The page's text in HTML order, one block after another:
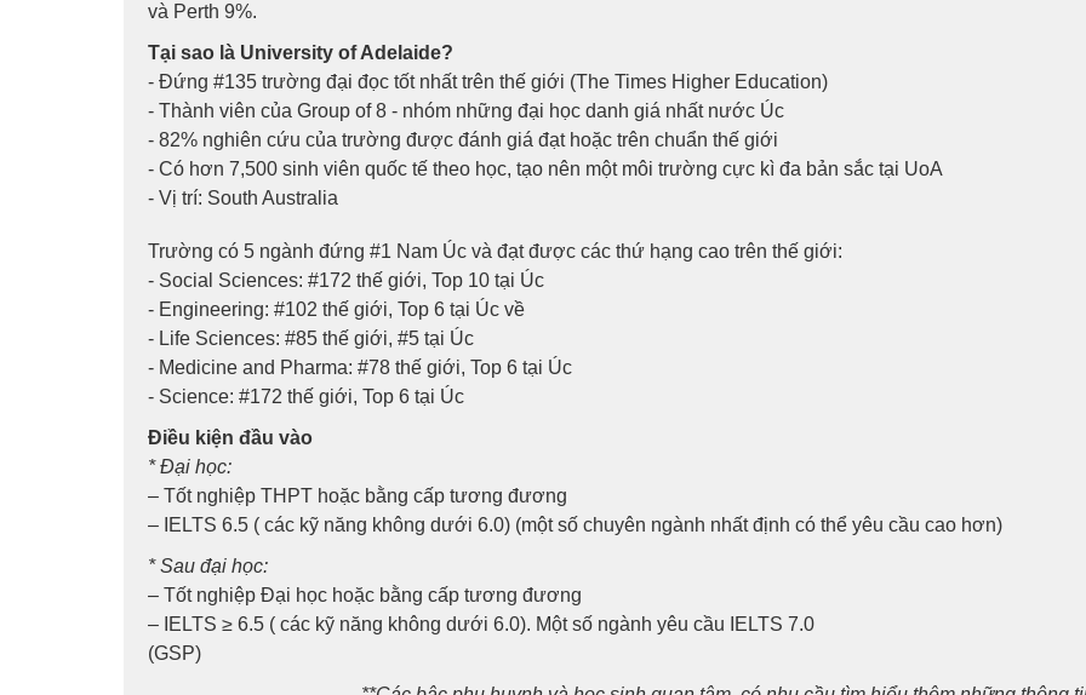
và Perth 9%.
Tại sao là University of Adelaide?
- Đứng #135 trường đại đọc tốt nhất trên thế giới (The Times Higher Education)
- Thành viên của Group of 8 - nhóm những đại học danh giá nhất nước Úc
- 82% nghiên cứu của trường được đánh giá đạt hoặc trên chuẩn thế giới
- Có hơn 7,500 sinh viên quốc tế theo học, tạo nên một môi trường cực kì đa bản sắc tại UoA
- Vị trí: South Australia
Trường có 5 ngành đứng #1 Nam Úc và đạt được các thứ hạng cao trên thế giới:
- Social Sciences: #172 thế giới, Top 10 tại Úc
- Engineering: #102 thế giới, Top 6 tại Úc về
- Life Sciences: #85 thế giới, #5 tại Úc
- Medicine and Pharma: #78 thế giới, Top 6 tại Úc
- Science: #172 thế giới, Top 6 tại Úc
Điều kiện đầu vào
* Đại học:
– Tốt nghiệp THPT hoặc bằng cấp tương đương
– IELTS 6.5 ( các kỹ năng không dưới 6.0) (một số chuyên ngành nhất định có thể yêu cầu cao hơn)
* Sau đại học:
– Tốt nghiệp Đại học hoặc bằng cấp tương đương
– IELTS ≥ 6.5 ( các kỹ năng không dưới 6.0). Một số ngành yêu cầu IELTS 7.0
(GSP)